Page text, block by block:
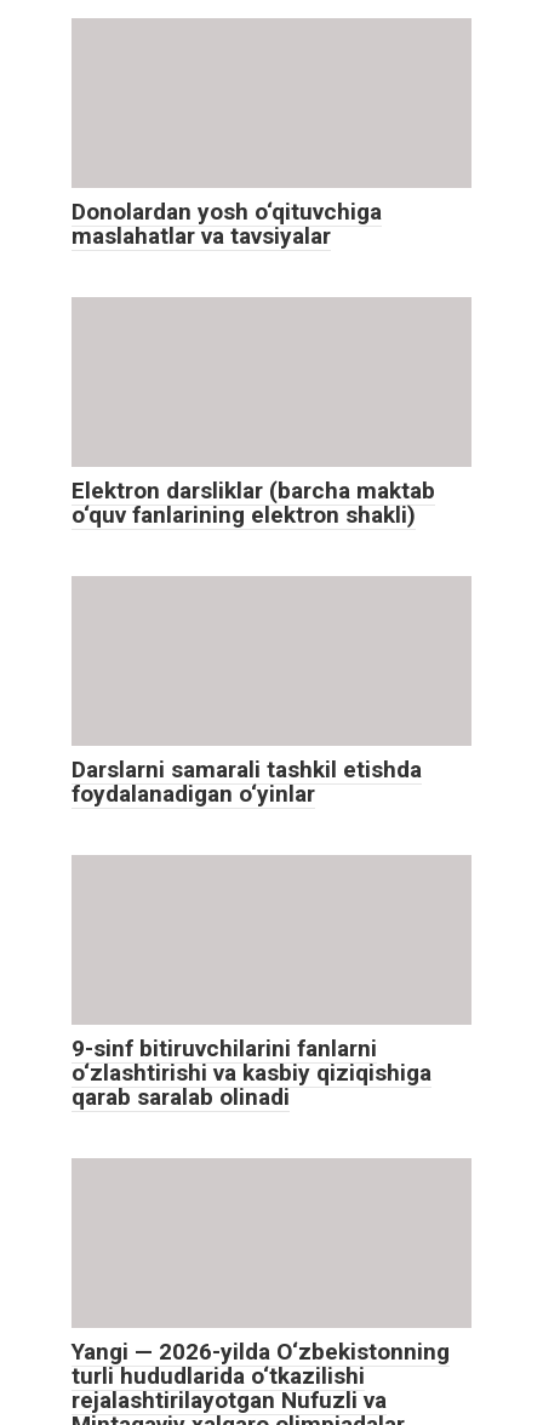
Donolardan yosh o‘qituvchiga
maslahatlar va tavsiyalar
Elektron darsliklar (barcha maktab
o‘quv fanlarining elektron shakli)
Darslarni samarali tashkil etishda
foydalanadigan o‘yinlar
9-sinf bitiruvchilarini fanlarni
o‘zlashtirishi va kasbiy qiziqishiga
qarab saralab olinadi
Yangi — 2026-yilda O‘zbekistonning
turli hududlarida o‘tkazilishi
rejalashtirilayotgan Nufuzli va